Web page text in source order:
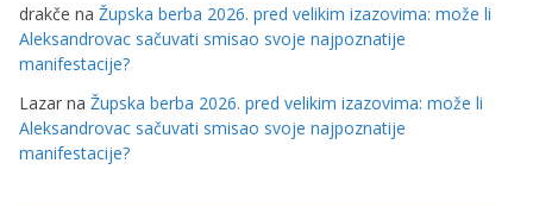
drakče na Župska berba 2026. pred velikim izazovima: može li
Aleksandrovac sačuvati smisao svoje najpoznatije
manifestacije?
Lazar na Župska berba 2026. pred velikim izazovima: može li
Aleksandrovac sačuvati smisao svoje najpoznatije
manifestacije?